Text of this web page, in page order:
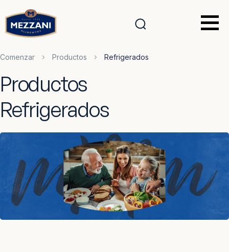
Comenzar Productos Refrigerados
Productos
Refrigerados